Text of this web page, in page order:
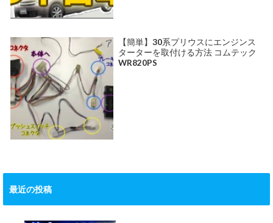
【簡単】30系プリウスにエンジンス
ターターを取付ける方法 コムテック
WR820PS
最近の投稿